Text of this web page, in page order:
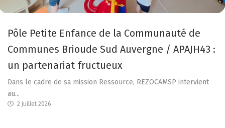
Pôle Petite Enfance de la Communauté de
Communes Brioude Sud Auvergne / APAJH43 :
un partenariat fructueux
Dans le cadre de sa mission Ressource, REZOCAMSP intervient
au...
2 juillet 2026